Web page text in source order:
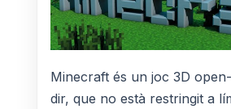
Minecraft és un joc 3D
dir, que no està restringit a